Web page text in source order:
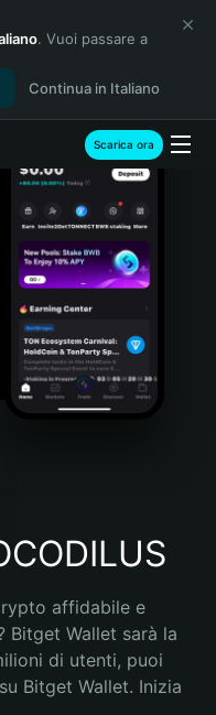
. Vuoi passare a
Continua in Italiano
Scarica ora
affidabile e
Bitget Wallet sarà la
di utenti, puoi
Bitget Wallet. Inizia